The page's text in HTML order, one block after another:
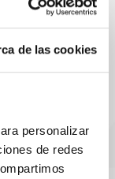
de las cookies
personalizar
de redes